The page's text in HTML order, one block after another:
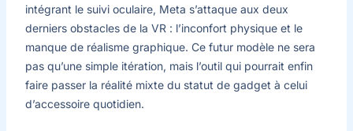
intégrant le suivi oculaire, Meta s’attaque aux deux
derniers obstacles de la VR : l’inconfort physique et le
manque de réalisme graphique. Ce futur modèle ne sera
pas qu’une simple itération, mais l’outil qui pourrait enfin
faire passer la réalité mixte du statut de gadget à celui
d’accessoire quotidien.